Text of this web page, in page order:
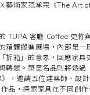
藝術家范承宗《The Art
TUPA 客廳 Coffee 更將
箱體搬進展場，內部是
拆箱」的意象，回應家具
轉變。築意名品則將透過
，邀請五位建築師、設
品，探索家具在不同創